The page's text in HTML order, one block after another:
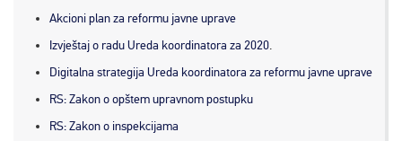
Akcioni plan za reformu javne uprave
Izvještaj o radu Ureda koordinatora za 2020.
Digitalna strategija Ureda koordinatora za reformu javne uprave
RS: Zakon o opštem upravnom postupku
RS: Zakon o inspekcijama